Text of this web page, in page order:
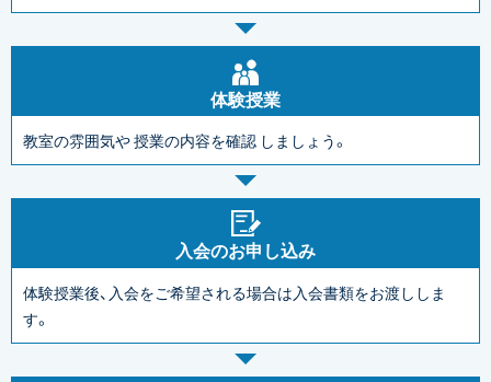
体験授業
教室の雰囲気や授業の内容を確認 しましょう。
入会のお申し込み
体験授業後、入会をご希望される場合は入会書類をお渡ししま
す。